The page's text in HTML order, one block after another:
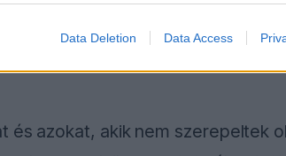
Data Deletion Data Access
szoros döntés lesz, mert nincs
karosszéria lesz a legjobb.
és azokat, akik nem szerepeltek